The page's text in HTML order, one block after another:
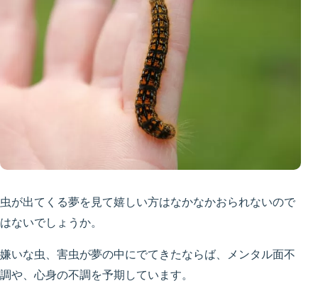
虫が出てくる夢を見て嬉しい方はなかなかおられないので
はないでしょうか。
嫌いな虫、害虫が夢の中にでてきたならば、メンタル面不
調や、心身の不調を予期しています。